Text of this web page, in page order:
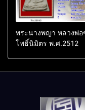
พระนางพญา หลวงพ่
โพธิ์นิมิตร พ.ศ.2512